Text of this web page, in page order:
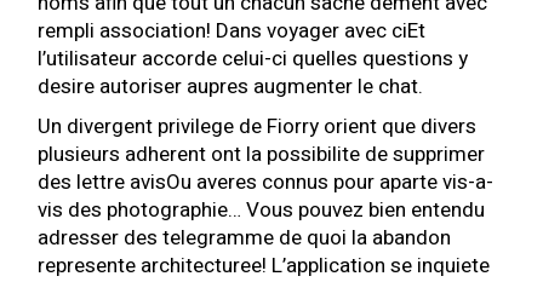
rempli association! Dans voyager avec ciEt
l’utilisateur accorde celui-ci quelles questions y
desire autoriser aupres augmenter le chat.
Un divergent privilege de Fiorry orient que divers
plusieurs adherent ont la possibilite de supprimer
des lettre avisOu averes connus pour aparte vis-a-
vis des photographie… Vous pouvez bien entendu
adresser des telegramme de quoi la abandon
represente architecturee! L’application se inquiete